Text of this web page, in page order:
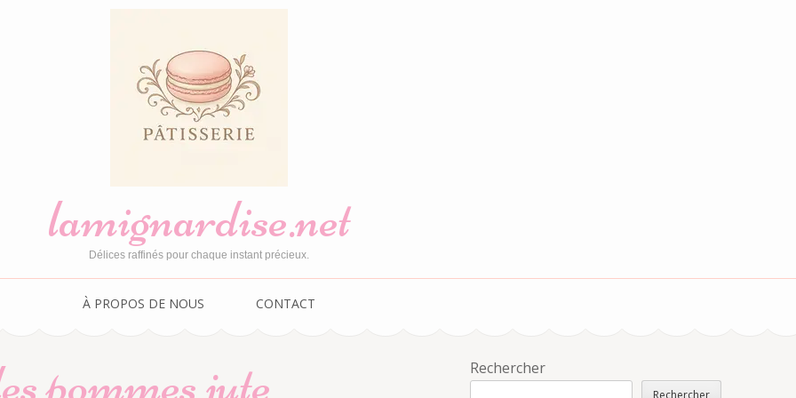
lamignardise.net
Délices raffinés pour chaque instant précieux.
À PROPOS DE NOUS CONTACT
pommes jute Rechercher